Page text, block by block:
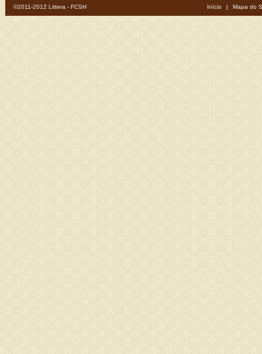
©2011-2012 Littera - FCSH Início | Mapa do